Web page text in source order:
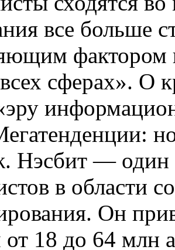
все больше
фактором
сферах». О
Нэсбит — один
в области
Он
18 до 64 млн